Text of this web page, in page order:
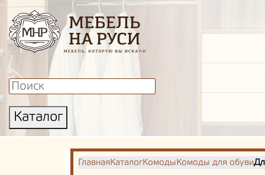
Каталог
ГлавнаяКаталогКомодыКомоды для обуви